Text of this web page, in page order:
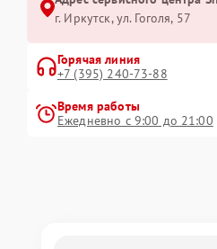
г. Иркутск, ул. ​Гоголя, 57
Горячая линия
+7 (395) 240-73-88
Время работы
Ежедневно с 9:00 до 21:00